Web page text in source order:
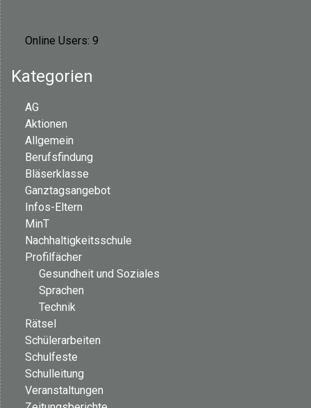
Online Users: 9
Kategorien
AG
Aktionen
Allgemein
Berufsfindung
Bläserklasse
Ganztagsangebot
Infos-Eltern
MinT
Nachhaltigkeitsschule
Profilfächer
Gesundheit und Soziales
Sprachen
Technik
Rätsel
Schülerarbeiten
Schulfeste
Schulleitung
Veranstaltungen